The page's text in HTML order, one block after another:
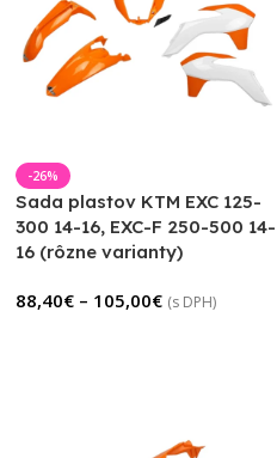
-26%
Sada plastov KTM EXC 125-
300 14-16, EXC-F 250-500 14-
16 (rôzne varianty)
88,40€ – 105,00€ (s DPH)